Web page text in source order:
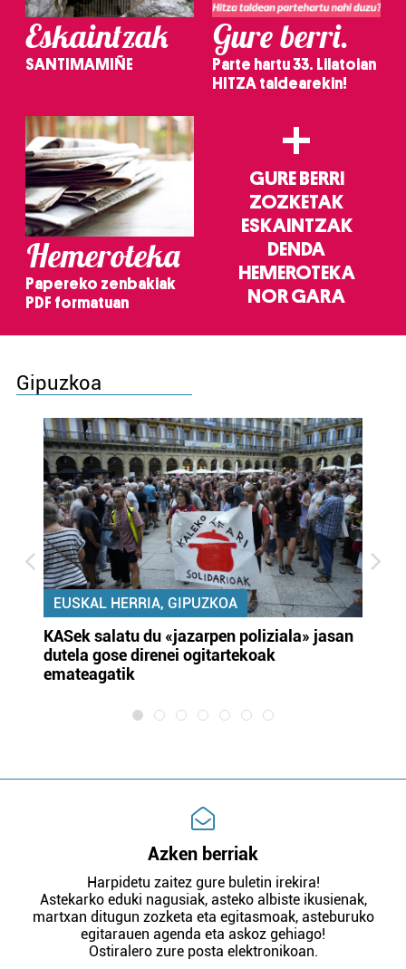
Eskaintzak
SANTIMAMIÑE
Gure berri.
Parte hartu 33. Lilatoian
HITZA taldearekin!
Hemeroteka
Papereko zenbakiak
PDF formatuan
+
GURE BERRI
ZOZKETAK
ESKAINTZAK
DENDA
HEMEROTEKA
NOR GARA
Gipuzkoa
EUSKAL HERRIA, GIPUZKOA
KASek salatu du «jazarpen poliziala» jasan
dutela gose direnei ogitartekoak
emateagatik
Azken berriak
Harpidetu zaitez gure buletin irekira!
Astekarko eduki nagusiak, asteko albiste ikusienak,
martxan ditugun zozketa eta egitasmoak, asteburuko
egitarauen agenda eta askoz gehiago!
Ostiralero zure posta elektronikoan.